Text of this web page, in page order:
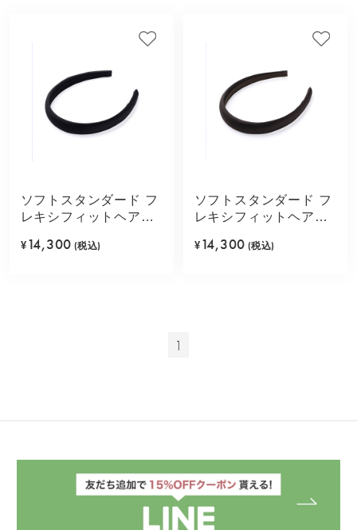
ソフトスタンダード フ
レキシフィットヘアバ
¥ 14,300 (税込)
ソフトスタンダード フ
レキシフィットヘアバ
¥ 14,300 (税込)
1